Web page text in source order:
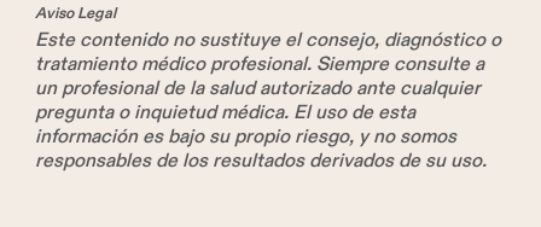
Aviso Legal
Este contenido no sustituye el consejo, diagnóstico o
tratamiento médico profesional. Siempre consulte a
un profesional de la salud autorizado ante cualquier
pregunta o inquietud médica. El uso de esta
información es bajo su propio riesgo, y no somos
responsables de los resultados derivados de su uso.